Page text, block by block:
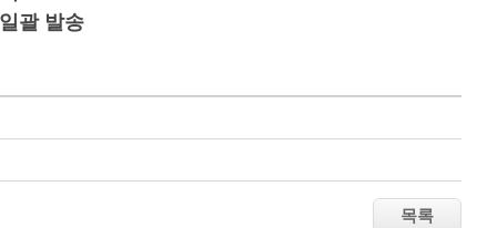
괄 발송